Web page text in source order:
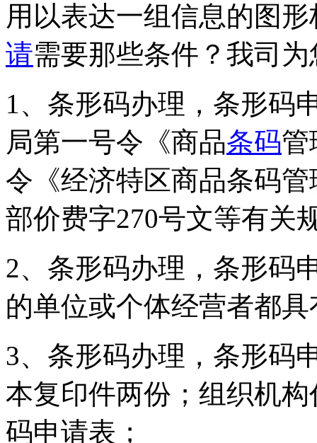
用以表达一组信息的图
请需要那些条件？我司
1、条形码办理，条形码
局第一号令《商品条码管
令《经济特区商品条码
部价费字270号文等有关
2、条形码办理，条形码
的单位或个体经营者都
3、条形码办理，条形码
本复印件两份；组织机
码申请表；